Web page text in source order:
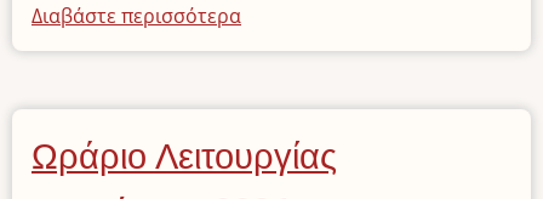
Διαβάστε περισσότερα
το
η
Τρισεύγενη
Κανελλοπούλου
Ωράριο Λειτουργίας